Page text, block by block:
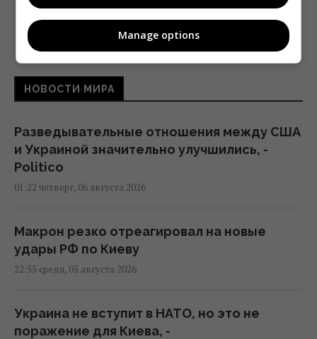
НОВОСТИ МИРА
Разведывательные отношения между США
и Украиной значительно улучшились, -
Politico
01:22 четверг, 06 августа 2026
Макрон резко отреагировал на новые
удары РФ по Киеву
22:55 среда, 05 августа 2026
Украина не вступит в НАТО, но это не
поражение для Киева, -
Manage options